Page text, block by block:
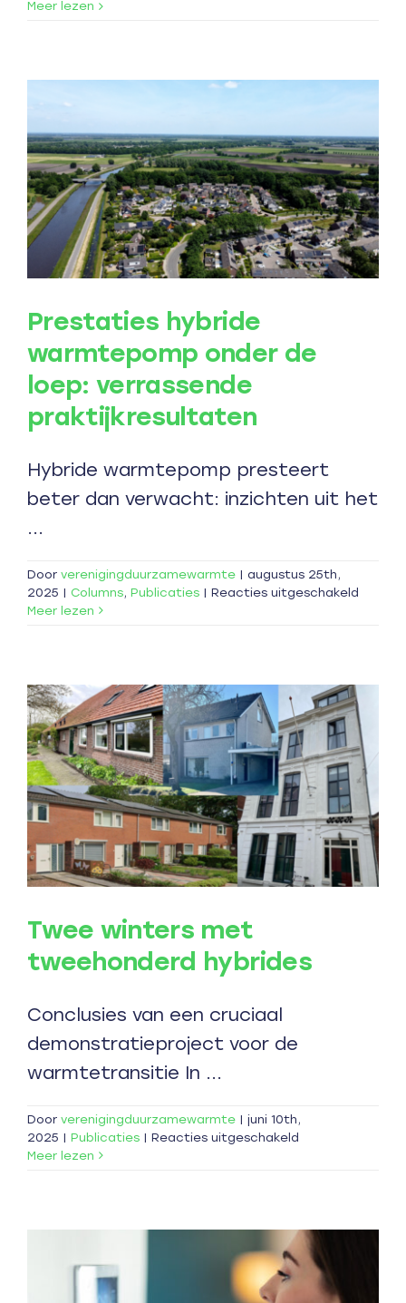
Meer lezen
Prestaties hybride
warmtepomp onder de
loep: verrassende
praktijkresultaten
Hybride warmtepomp presteert
beter dan verwacht: inzichten uit het
...
Door verenigingduurzamewarmte | augustus 25th,
2025 | Columns, Publicaties | Reacties uitgeschakeld
de
loep:
Meer lezen
Twee winters met
tweehonderd hybrides
Conclusies van een cruciaal
demonstratieproject voor de
warmtetransitie In ...
Door verenigingduurzamewarmte | juni 10th,
2025 | Publicaties | Reacties uitgeschakeld
hybrides
Meer lezen